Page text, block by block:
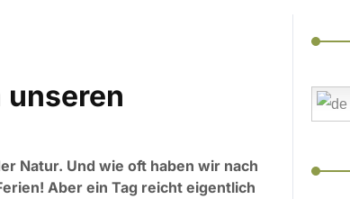
unseren
Natur. Und wie oft haben wir nach
Aber ein Tag reicht eigentlich